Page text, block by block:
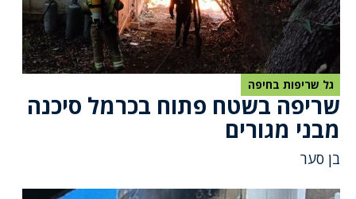
גל שריפות בחיפה
שריפה בשטח פתוח בכרמל סיכנה
מבני מגורים
בן סער